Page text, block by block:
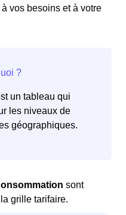
vos besoins et à votre
un tableau qui
les niveaux de
géographiques.
sont
grille tarifaire.